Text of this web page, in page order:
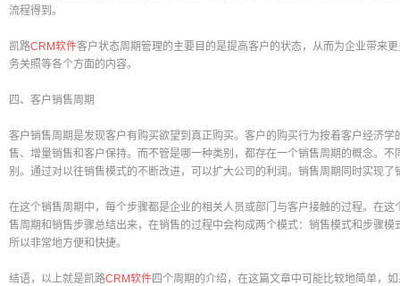
流程得到。
凯路CRM软件客户状态周期管理的主要目的是提高客户的状态，从而为企业带来
务关照等各个方面的内容。
四、客户销售周期
客户销售周期是发现客户有购买欲望到真正购买。客户的购买行为按着客户经济
售、增量销售和客户保持。而不管是哪一种类别，都存在一个销售周期的概念。
别。通过对以往销售模式的不断改进，可以扩大公司的利润。销售周期同时实现了
在这个销售周期中，每个步骤都是企业的相关人员或部门与客户接触的过程。在
售周期和销售步骤总结出来，在销售的过程中会构成两个模式：销售模式和步骤
所以非常地方便和快捷。
结语，以上就是凯路CRM软件四个周期的介绍，在这篇文章中可能比较地简单，